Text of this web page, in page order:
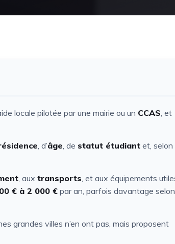
locale pilotée par une mairie ou un CCAS, et
, d’âge, de statut étudiant et, selon
, aux transports, et aux équipements
€ à 2 000 €par an, parfois davantage selon
grandes villes n’en ont pas, mais proposent